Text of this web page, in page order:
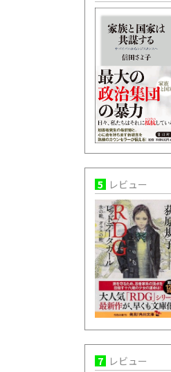
5 レビュー
7 レビュー